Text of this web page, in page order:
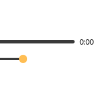
0:00